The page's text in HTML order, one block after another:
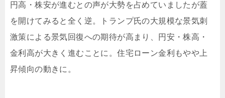
円高・株安が進むとの声が大勢を占めていましたが蓋
を開けてみると全く逆。トランプ氏の大規模な景気刺
激策による景気回復への期待が高まり、円安・株高・
金利高が大きく進むことに。住宅ローン金利もやや上
昇傾向の動きに。